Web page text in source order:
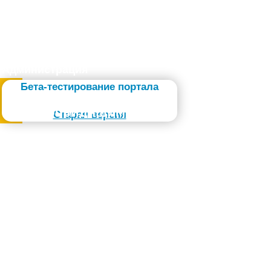
Бета-тестирование портала
Старая версия
Слабовидящим